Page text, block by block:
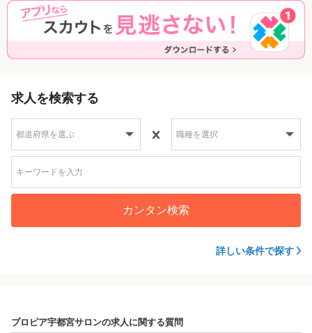
求人を検索する
カンタン検索
詳しい条件で探す
プロピア宇都宮サロンの求人に関する質問